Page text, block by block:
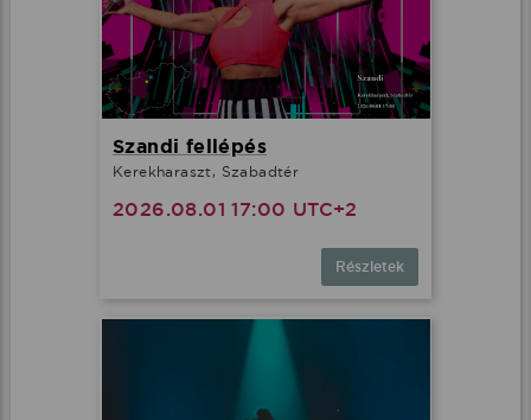
Szandi fellépés
Kerekharaszt, Szabadtér
2026.08.01 17:00 UTC+2
Részletek